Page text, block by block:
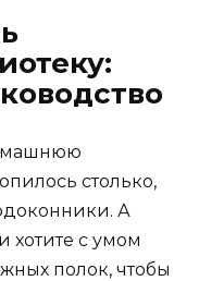
столько,
А
хотите с умом
полок, чтобы